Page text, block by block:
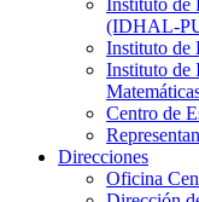
Instituto de
(IDHAL-
Instituto de
Instituto de
Centro de
Direcciones
Oficina